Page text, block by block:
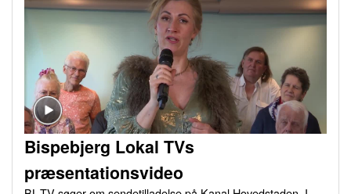
Bispebjerg Lokal TVs
præsentationsvideo